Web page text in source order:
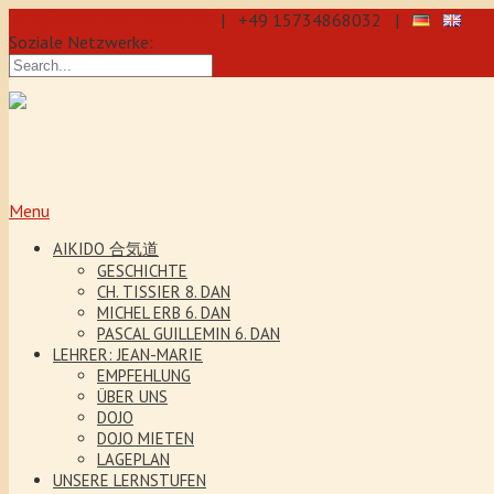
| +49 15734868032 |
Soziale Netzwerke:
Menu
AIKIDO 合気道
GESCHICHTE
CH. TISSIER 8. DAN
MICHEL ERB 6. DAN
PASCAL GUILLEMIN 6. DAN
LEHRER: JEAN-MARIE
EMPFEHLUNG
ÜBER UNS
DOJO
DOJO MIETEN
LAGEPLAN
UNSERE LERNSTUFEN